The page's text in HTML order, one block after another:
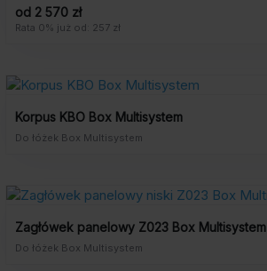
od 2 570 zł
Rata 0% już od: 257 zł
Korpus KBO Box Multisystem
Do łóżek Box Multisystem
Zagłówek panelowy Z023 Box Multisystem
Do łóżek Box Multisystem